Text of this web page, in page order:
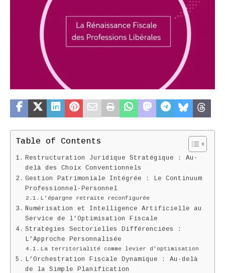
Table of Contents
Restructuration Juridique Stratégique : Au-
delà des Choix Conventionnels
Gestion Patrimoniale Intégrée : Le Continuum
Professionnel-Personnel
L’épargne retraite reconfigurée
Numérisation et Intelligence Artificielle au
Service de l’Optimisation Fiscale
Stratégies Sectorielles Différenciées :
L’Approche Personnalisée
La territorialité comme levier d’optimisation
L’Orchestration Fiscale Dynamique : Au-delà
de la Simple Planification